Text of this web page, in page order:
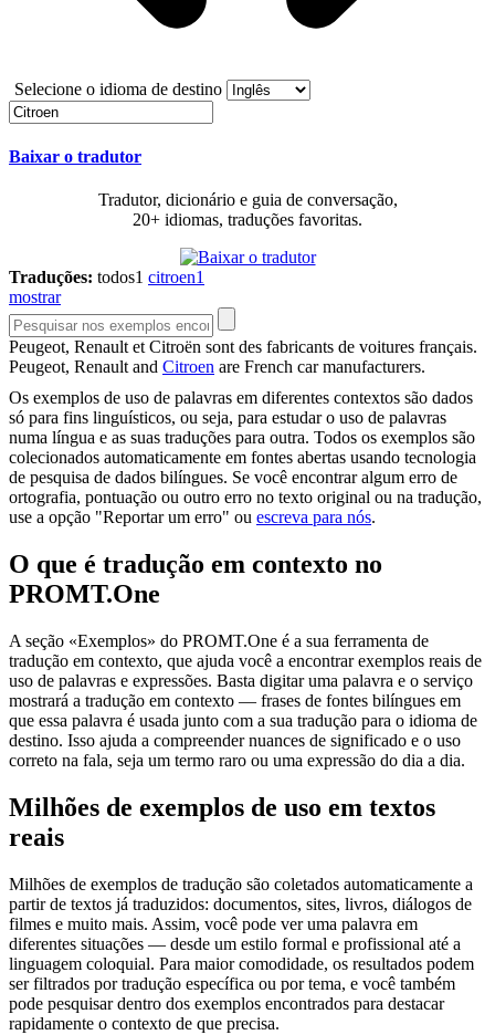
Selecione o idioma de destino
Baixar o tradutor
Tradutor, dicionário e guia de conversação,
20+ idiomas, traduções favoritas.
Traduções: todos1 citroen1
mostrar
Peugeot, Renault etCitroën sont des fabricants de voitures français.
Peugeot, Renault and Citroen are French car manufacturers.
Os exemplos de uso de palavras em diferentes contextos são dados
só para fins linguísticos, ou seja, para estudar o uso de palavras
numa língua e as suas traduções para outra. Todos os exemplos são
colecionados automaticamente em fontes abertas usando tecnologia
de pesquisa de dados bilíngues. Se você encontrar algum erro de
ortografia, pontuação ou outro erro no texto original ou na tradução,
use a opção "Reportar um erro" ou escreva para nós.
O que é tradução em contexto no
PROMT.One
A seção «Exemplos» do PROMT.One é a sua ferramenta de
tradução em contexto, que ajuda você a encontrar exemplos reais de
uso de palavras e expressões. Basta digitar uma palavra e o serviço
mostrará a tradução em contexto — frases de fontes bilíngues em
que essa palavra é usada junto com a sua tradução para o idioma de
destino. Isso ajuda a compreender nuances de significado e o uso
correto na fala, seja um termo raro ou uma expressão do dia a dia.
Milhões de exemplos de uso em textos
reais
Milhões de exemplos de tradução são coletados automaticamente a
partir de textos já traduzidos: documentos, sites, livros, diálogos de
filmes e muito mais. Assim, você pode ver uma palavra em
diferentes situações — desde um estilo formal e profissional até a
linguagem coloquial. Para maior comodidade, os resultados podem
ser filtrados por tradução específica ou por tema, e você também
pode pesquisar dentro dos exemplos encontrados para destacar
rapidamente o contexto de que precisa.